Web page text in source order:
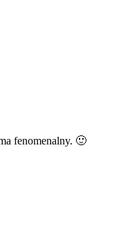
fenomenalny. 🙂